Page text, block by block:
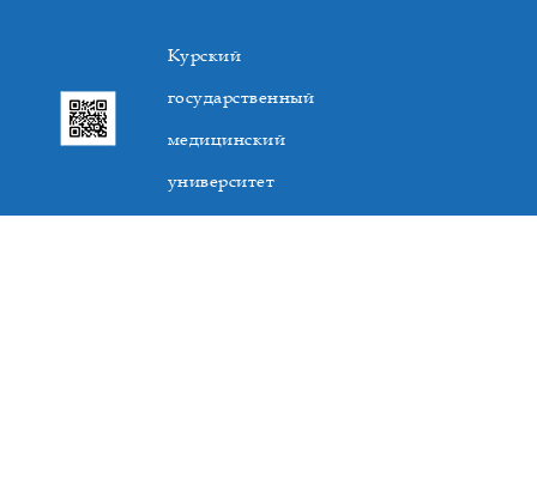
Курский
государственный
медицинский
университет